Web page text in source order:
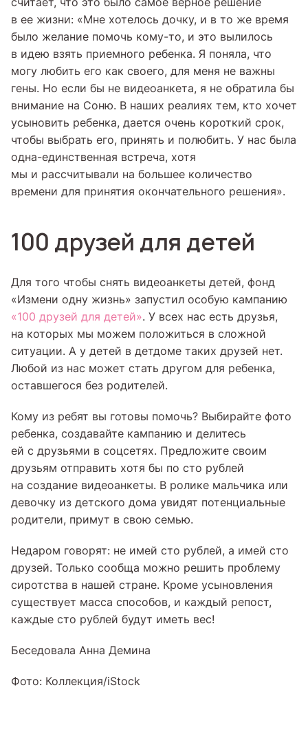
в ее жизни: «Мне хотелось дочку, и в то же время
было желание помочь кому-то, и это вылилось
в идею взять приемного ребенка. Я поняла, что
могу любить его как своего, для меня не важны
гены. Но если бы не видеоанкета, я не обратила бы
внимание на Соню. В наших реалиях тем, кто хочет
усыновить ребенка, дается очень короткий срок,
чтобы выбрать его, принять и полюбить. У нас была
одна-единственная встреча, хотя
мы и рассчитывали на большее количество
времени для принятия окончательного решения».
100 друзей для детей
Для того чтобы снять видеоанкеты детей, фонд
«Измени одну жизнь» запустил особую кампанию
«100 друзей для детей». У всех нас есть друзья,
на которых мы можем положиться в сложной
ситуации. А у детей в детдоме таких друзей нет.
Любой из нас может стать другом для ребенка,
оставшегося без родителей.
Кому из ребят вы готовы помочь? Выбирайте фото
ребенка, создавайте кампанию и делитесь
ей с друзьями в соцсетях. Предложите своим
друзьям отправить хотя бы по сто рублей
на создание видеоанкеты. В ролике мальчика или
девочку из детского дома увидят потенциальные
родители, примут в свою семью.
Недаром говорят: не имей сто рублей, а имей сто
друзей. Только сообща можно решить проблему
сиротства в нашей стране. Кроме усыновления
существует масса способов, и каждый репост,
каждые сто рублей будут иметь вес!
Беседовала Анна Демина
Фото: Коллекция/iStock